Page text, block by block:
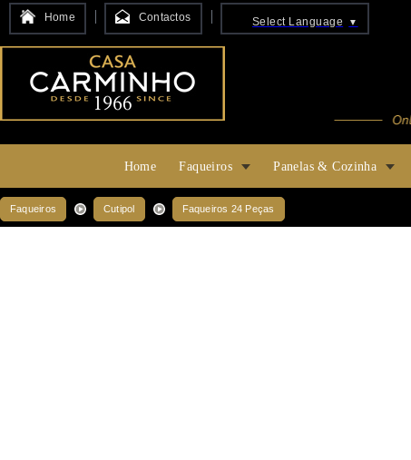
Home Contactos Select Language ▼
Home Faqueiros Panelas & Cozinha
Faqueiros Cutipol Faqueiros 24 Peças